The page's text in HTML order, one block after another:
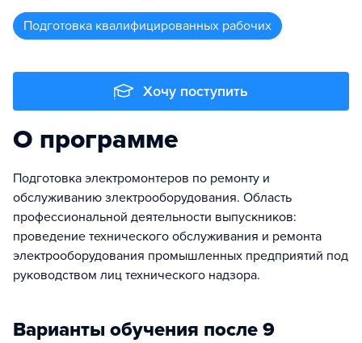
подготовка квалифицированных рабочих
Хочу поступить
О программе
Подготовка электромонтеров по ремонту и
обслуживанию злектрооборудования. Область
профессиональной деятельности выпускников:
проведение технического обслуживания и ремонта
электрооборудования промышленных предприятий под
руководством лиц технического надзора.
Варианты обучения после 9